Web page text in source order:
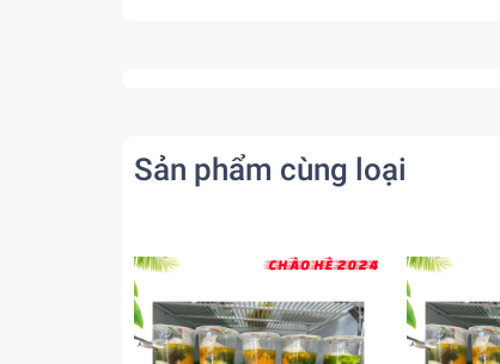
Sản phẩm cùng loại